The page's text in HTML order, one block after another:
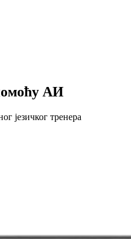
АИ
језичког тренера